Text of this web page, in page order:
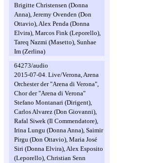
Brigitte Christensen (Donna
Anna), Jeremy Ovenden (Don
Ottavio), Alex Penda (Donna
Elvira), Marcos Fink (Leporello),
Tareq Nazmi (Masetto), Sunhae
Im (Zerlina)
64273/audio
2015-07-04. Live/Verona, Arena
Orchester der "Arena di Verona",
Chor der "Arena di Verona"
Stefano Montanari (Dirigent),
Carlos Alvarez (Don Giovanni),
Rafal Siwek (Il Commendatore),
Irina Lungu (Donna Anna), Saimir
Pirgu (Don Ottavio), Maria José
Siri (Donna Elvira), Alex Esposito
(Leporello), Christian Senn